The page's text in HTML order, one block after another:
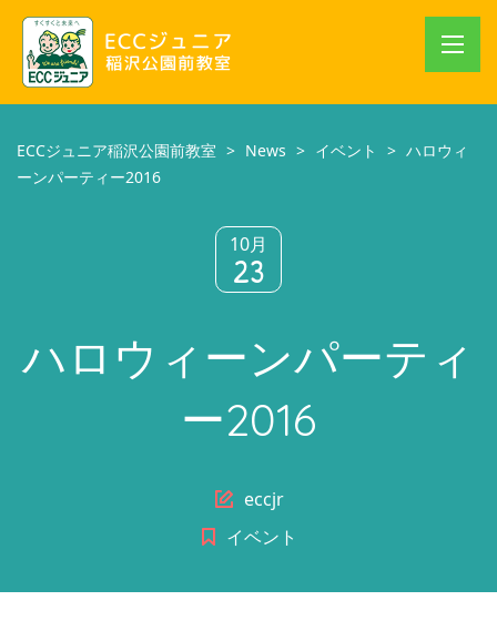
ECCジュニア稲沢公園前教室 > News > イベント > ハロウィ
ーンパーティー2016
10月
23
ハロウィーンパーティ
ー2016
Author
eccjr
イベント